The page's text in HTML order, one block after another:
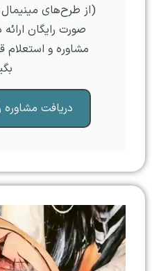
(از طرح‌های
صورت رایگان
مشاوره و استعلام
دریافت مشاوره